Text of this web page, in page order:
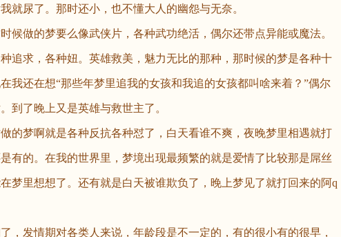
就尿了。那时还小，也不懂大人的幽怨与无奈。
做的梦要么像武侠片，各种武功绝活，偶尔还带点异能或魔法。
追求，各种妞。英雄救美，魅力无比的那种，那时候的梦是各种十
我还在想“那些年梦里追我的女孩和我追的女孩都叫啥来着？”偶尔
到了晚上又是英雄与救世主了。
梦啊就是各种反抗各种怼了，白天看谁不爽，夜晚梦里相遇就打
有的。在我的世界里，梦境出现最频繁的就是爱情了比较那是屌丝
梦里想想了。还有就是白天被谁欺负了，晚上梦见了就打回来的阿q
发情期对各类人来说，年龄段是不一定的，有的很小有的很早，